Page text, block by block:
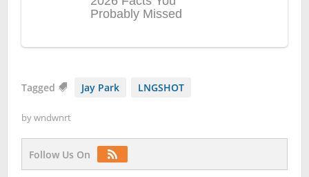
Tagged Jay Park LNGSHOT
bywndwnrt
Follow Us On